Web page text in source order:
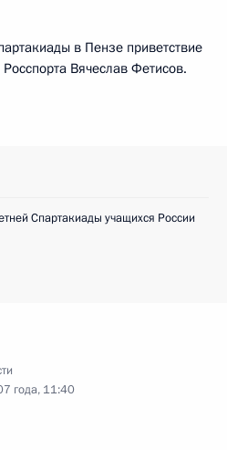
в Пензе приветствие
Вячеслав Фетисов.
Спартакиады учащихся России
года, 11:40